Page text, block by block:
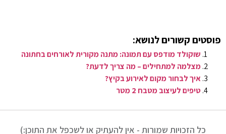
פוסטים קשורים לנושא:
שוקולד מודפס עם תמונה: מתנה מקורית לאורחים בחתונה
מצלמה למתחילים – מה צריך לדעת?
איך לבחור מקום לאירוע בקיץ?
טיפים לעיצוב מטבח 2 מטר
כל הזכויות שמורות - אין להעתיק או לשכפל את התוכן:)